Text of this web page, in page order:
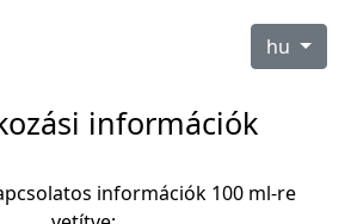
hu
információk
információk 100 ml-re